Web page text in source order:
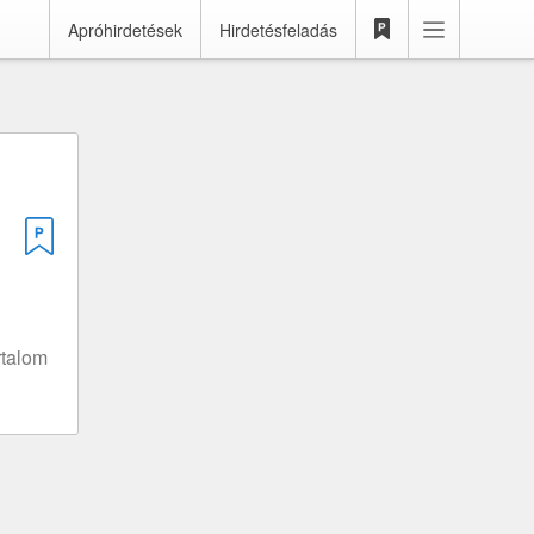
Apróhirdetések Hirdetésfeladás